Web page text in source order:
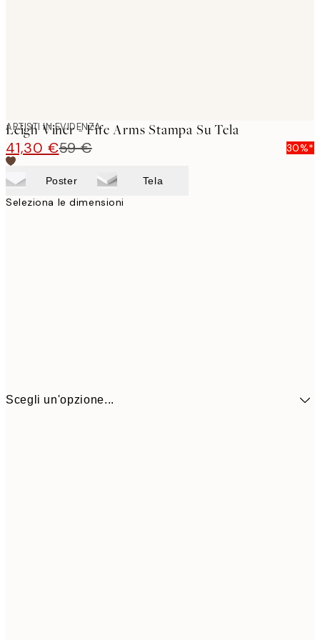
ARTISTI IN EVIDENZA
Leigh Viner - Fife Arms Stampa Su Tela
41,30 €59 € 30%*
Poster Tela
Seleziona le dimensioni
Scegli un'opzione...